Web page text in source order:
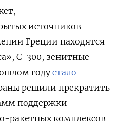
источников
Греции находятся
С-300, зенитные
году стало
решили прекратить
поддержки
ракетных комплексов